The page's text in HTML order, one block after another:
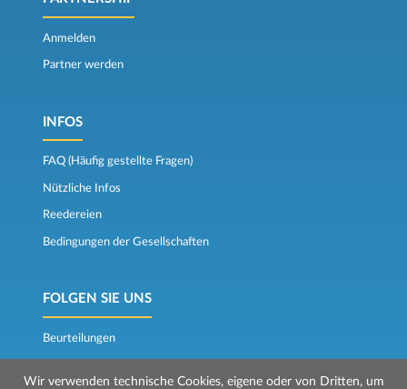
Anmelden
Partner werden
INFOS
FAQ (Häufig gestellte Fragen)
Nützliche Infos
Reedereien
Bedingungen der Gesellschaften
FOLGEN SIE UNS
Beurteilungen
Wir verwenden technische Cookies, eigene oder von Dritten, um